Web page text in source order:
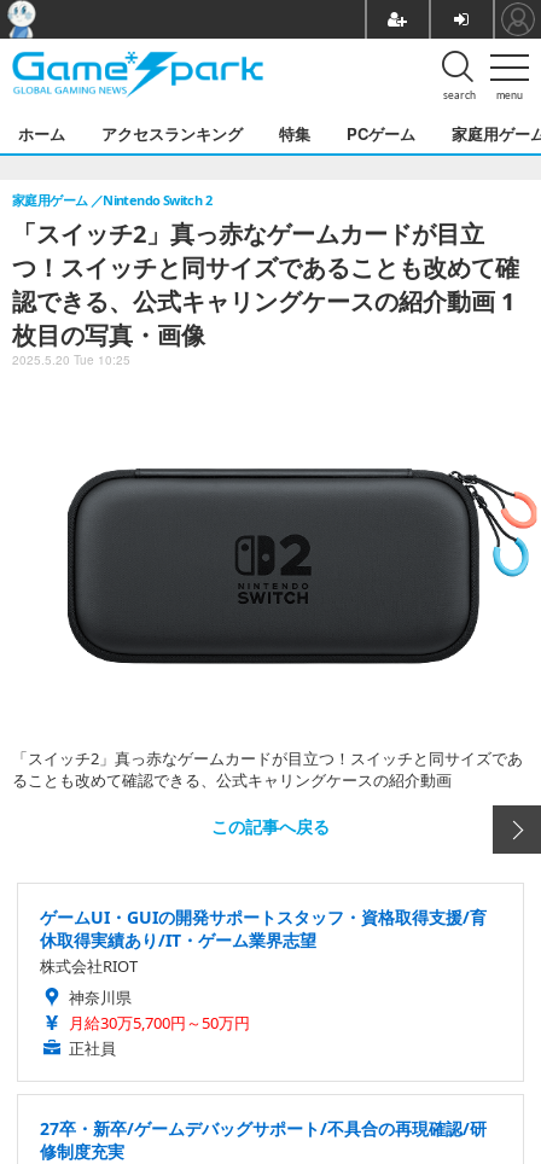
menu
search
ホーム アクセスランキング 特集 PCゲーム 家庭用ゲー
「スイッチ2」真っ赤なゲームカードが目立
つ！スイッチと同サイズであることも改めて確
認できる、公式キャリングケースの紹介動画 1
枚目の写真・画像
家庭用ゲーム Nintendo Switch 2
2025.5.20 Tue 10:25
「スイッチ2」真っ赤なゲームカードが目立つ！スイッチと同サイズであ
ることも改めて確認できる、公式キャリングケースの紹介動画
この記事へ戻る
ゲームUI・GUIの開発サポートスタッフ・資格取得支援/育
休取得実績あり/IT・ゲーム業界志望
株式会社RIOT
神奈川県
月給30万5,700円～50万円
正社員
27卒・新卒/ゲームデバッグサポート/不具合の再現確認/研
修制度充実